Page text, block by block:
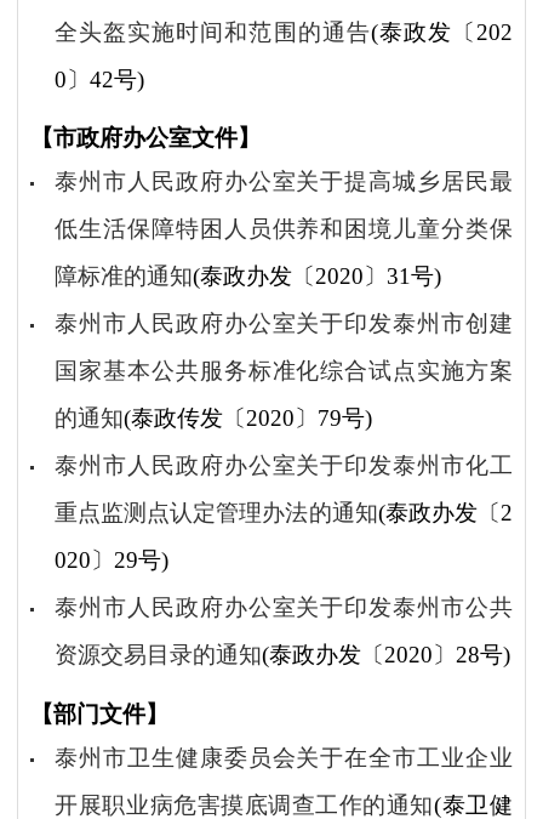
全头盔实施时间和范围的通告(泰政发〔202
0〕42号)
【市政府办公室文件】
泰州市人民政府办公室关于提高城乡居民最
低生活保障特困人员供养和困境儿童分类保
障标准的通知(泰政办发〔2020〕31号)
泰州市人民政府办公室关于印发泰州市创建
国家基本公共服务标准化综合试点实施方案
的通知(泰政传发〔2020〕79号)
泰州市人民政府办公室关于印发泰州市化工
重点监测点认定管理办法的通知(泰政办发〔2
020〕29号)
泰州市人民政府办公室关于印发泰州市公共
资源交易目录的通知(泰政办发〔2020〕28号)
【部门文件】
泰州市卫生健康委员会关于在全市工业企业
开展职业病危害摸底调查工作的通知(泰卫健